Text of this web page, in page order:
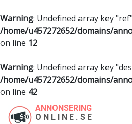
Warning: Undefined array key
/home/u457272652/domains/
on line 12
Warning: Undefined array key
/home/u457272652/domains/
on line 42
ANNONSERING
ONLINE.SE